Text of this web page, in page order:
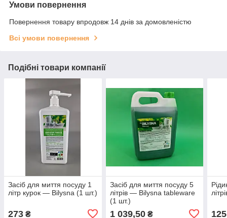
Умови повернення
Повернення товару впродовж 14 днів за домовленістю
Всі умови повернення
Подібні товари компанії
Засіб для миття посуду 1
літр курок — Bilysna (1 шт.)
273 ₴
Засіб для миття посуду 5
літрів — Bilysna tableware
(1 шт.)
1 039,50₴